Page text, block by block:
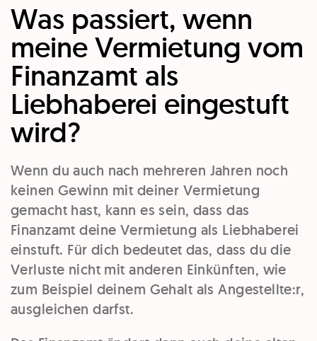
Was passiert, wenn
meine Vermietung vom
Finanzamt als
Liebhaberei eingestuft
wird?
Wenn du auch nach mehreren Jahren noch
keinen Gewinn mit deiner Vermietung
gemacht hast, kann es sein, dass das
Finanzamt deine Vermietung als Liebhaberei
einstuft. Für dich bedeutet das, dass du die
Verluste nicht mit anderen Einkünften, wie
zum Beispiel deinem Gehalt als Angestellte:r,
ausgleichen darfst.